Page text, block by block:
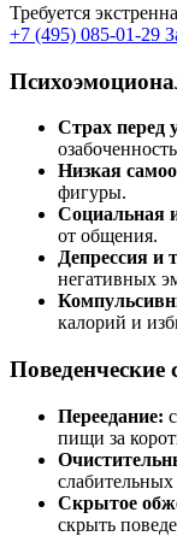
Требуется
+7 (495) 085-01-29
Страх перед
Низкая
фигуры.
Социальная
от общения.
Депрессия и
негативных
калорий и
Переедание:
пищи за
Скрытое
скрыть